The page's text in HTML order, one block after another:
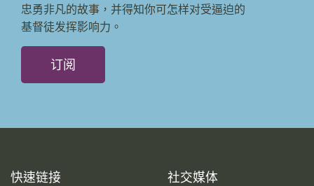
忠勇非凡的故事，并得知你可怎样对受逼迫的
基督徒发挥影响力。
订阅
快速链接 社交媒体